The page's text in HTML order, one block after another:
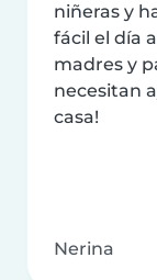
niñeras y
fácil el día
madres y
necesitan
casa!
Nerina